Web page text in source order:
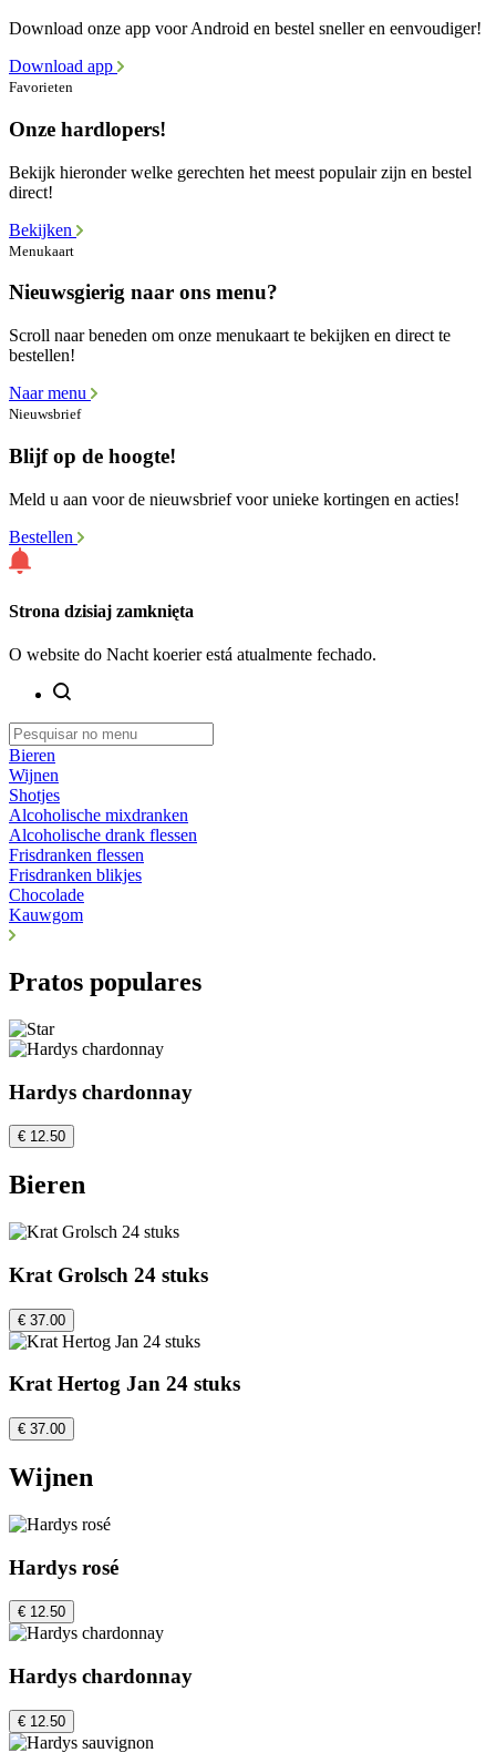
Download onze app voor Android en bestel sneller en eenvoudiger!
Download app
Favorieten
Onze hardlopers!
Bekijk hieronder welke gerechten het meest populair zijn en bestel
direct!
Bekijken
Menukaart
Nieuwsgierig naar ons menu?
Scroll naar beneden om onze menukaart te bekijken en direct te
bestellen!
Naar menu
Nieuwsbrief
Blijf op de hoogte!
Meld u aan voor de nieuwsbrief voor unieke kortingen en acties!
Bestellen
Strona dzisiaj zamknięta
O website do Nacht koerier está atualmente fechado.
Bieren
Wijnen
Shotjes
Alcoholische mixdranken
Alcoholische drank flessen
Frisdranken flessen
Frisdranken blikjes
Chocolade
Kauwgom
Pratos populares
Hardys chardonnay
€ 12.50
Bieren
Krat Grolsch 24 stuks
€ 37.00
Krat Hertog Jan 24 stuks
€ 37.00
Wijnen
Hardys rosé
€ 12.50
Hardys chardonnay
€ 12.50